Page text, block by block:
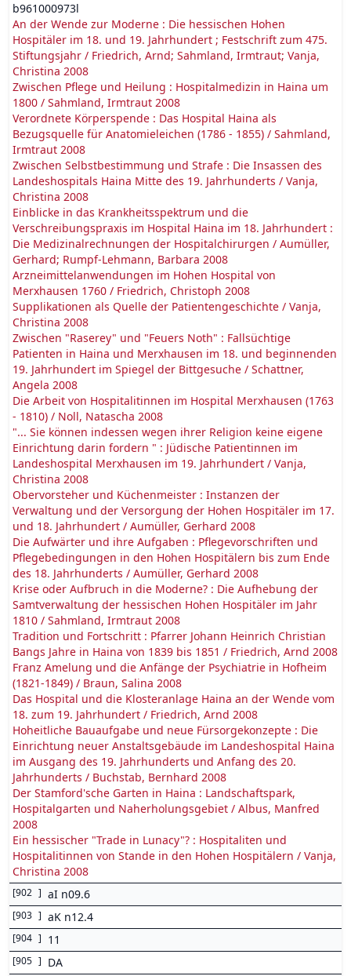
b961000973l
An der Wende zur Moderne : Die hessischen Hohen
Hospitäler im 18. und 19. Jahrhundert ; Festschrift zum 475.
Stiftungsjahr / Friedrich, Arnd; Sahmland, Irmtraut; Vanja,
Christina 2008
Zwischen Pflege und Heilung : Hospitalmedizin in Haina um
1800 / Sahmland, Irmtraut 2008
Verordnete Körperspende : Das Hospital Haina als
Bezugsquelle für Anatomieleichen (1786 - 1855) / Sahmland,
Irmtraut 2008
Zwischen Selbstbestimmung und Strafe : Die Insassen des
Landeshospitals Haina Mitte des 19. Jahrhunderts / Vanja,
Christina 2008
Einblicke in das Krankheitsspektrum und die
Verschreibungspraxis im Hospital Haina im 18. Jahrhundert :
Die Medizinalrechnungen der Hospitalchirurgen / Aumüller,
Gerhard; Rumpf-Lehmann, Barbara 2008
Arzneimittelanwendungen im Hohen Hospital von
Merxhausen 1760 / Friedrich, Christoph 2008
Supplikationen als Quelle der Patientengeschichte / Vanja,
Christina 2008
Zwischen "Raserey" und "Feuers Noth" : Fallsüchtige
Patienten in Haina und Merxhausen im 18. und beginnenden
19. Jahrhundert im Spiegel der Bittgesuche / Schattner,
Angela 2008
Die Arbeit von Hospitalitinnen im Hospital Merxhausen (1763
- 1810) / Noll, Natascha 2008
"... Sie können indessen wegen ihrer Religion keine eigene
Einrichtung darin fordern " : Jüdische Patientinnen im
Landeshospital Merxhausen im 19. Jahrhundert / Vanja,
Christina 2008
Obervorsteher und Küchenmeister : Instanzen der
Verwaltung und der Versorgung der Hohen Hospitäler im 17.
und 18. Jahrhundert / Aumüller, Gerhard 2008
Die Aufwärter und ihre Aufgaben : Pflegevorschriften und
Pflegebedingungen in den Hohen Hospitälern bis zum Ende
des 18. Jahrhunderts / Aumüller, Gerhard 2008
Krise oder Aufbruch in die Moderne? : Die Aufhebung der
Samtverwaltung der hessischen Hohen Hospitäler im Jahr
1810 / Sahmland, Irmtraut 2008
Tradition und Fortschritt : Pfarrer Johann Heinrich Christian
Bangs Jahre in Haina von 1839 bis 1851 / Friedrich, Arnd 2008
Franz Amelung und die Anfänge der Psychiatrie in Hofheim
(1821-1849) / Braun, Salina 2008
Das Hospital und die Klosteranlage Haina an der Wende vom
18. zum 19. Jahrhundert / Friedrich, Arnd 2008
Hoheitliche Bauaufgabe und neue Fürsorgekonzepte : Die
Einrichtung neuer Anstaltsgebäude im Landeshospital Haina
im Ausgang des 19. Jahrhunderts und Anfang des 20.
Jahrhunderts / Buchstab, Bernhard 2008
Der Stamford'sche Garten in Haina : Landschaftspark,
Hospitalgarten und Naherholungsgebiet / Albus, Manfred
2008
Ein hessischer "Trade in Lunacy"? : Hospitaliten und
Hospitalitinnen von Stande in den Hohen Hospitälern / Vanja,
Christina 2008
[902 ] aI n09.6
[903 ] aK n12.4
[904 ] 11
[905 ] DA